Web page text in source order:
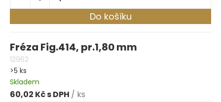
Do košíku
Fréza Fig.414, pr.1,80 mm
12962
>5 ks
Skladem
60,02 Kč / ks